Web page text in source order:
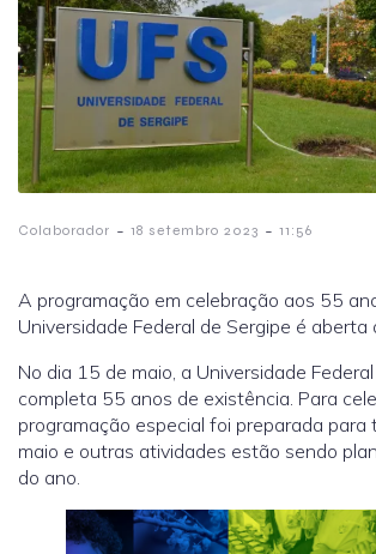
Colaborador - 18 setembro 2023 - 11:56
A programação em celebração aos 55
Universidade Federal de Sergipe é aberta
No dia 15 de maio, a Universidade
completa 55 anos de existência. Para
programação especial foi preparada para
maio e outras atividades estão sendo
do ano.